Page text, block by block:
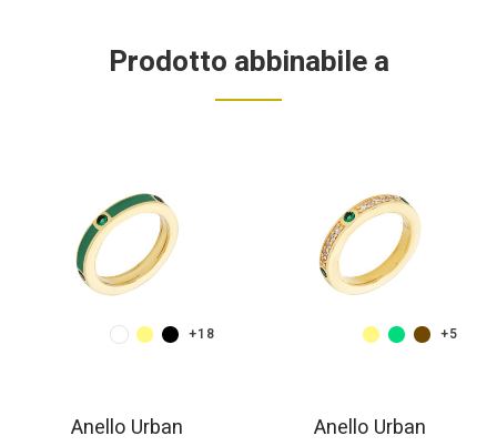
Prodotto abbinabile a
Anello Urban
+18
Anello Urban
+5